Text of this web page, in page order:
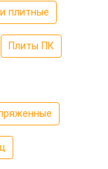
плитные
Плиты ПК